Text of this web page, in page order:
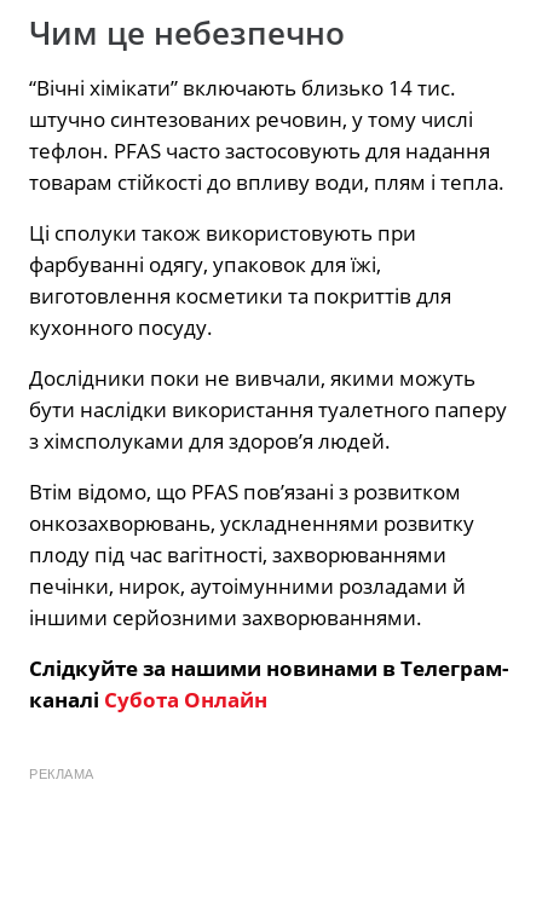
Чим це небезпечно
“Вічні хімікати” включають близько 14 тис.
штучно синтезованих речовин, у тому числі
тефлон. PFAS часто застосовують для надання
товарам стійкості до впливу води, плям і тепла.
Ці сполуки також використовують при
фарбуванні одягу, упаковок для їжі,
виготовлення косметики та покриттів для
кухонного посуду.
Дослідники поки не вивчали, якими можуть
бути наслідки використання туалетного паперу
з хімсполуками для здоров’я людей.
Втім відомо, що PFAS пов’язані з розвитком
онкозахворювань, ускладненнями розвитку
плоду під час вагітності, захворюваннями
печінки, нирок, аутоімунними розладами й
іншими серйозними захворюваннями.
Слідкуйте за нашими новинами в Телеграм-
каналі Субота Онлайн
РЕКЛАМА